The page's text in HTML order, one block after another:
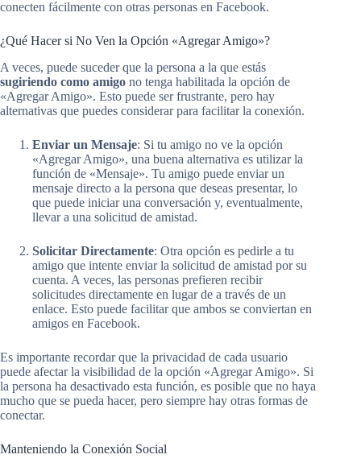
conecten fácilmente con otras personas en Facebook.
¿Qué Hacer si No Ven la Opción «Agregar Amigo»?
A veces, puede suceder que la persona a la que estás
sugiriendo como amigo no tenga habilitada la opción de
«Agregar Amigo». Esto puede ser frustrante, pero hay
alternativas que puedes considerar para facilitar la conexión.
Enviar un Mensaje: Si tu amigo no ve la opción
«Agregar Amigo», una buena alternativa es utilizar la
función de «Mensaje». Tu amigo puede enviar un
mensaje directo a la persona que deseas presentar, lo
que puede iniciar una conversación y, eventualmente,
llevar a una solicitud de amistad.
Solicitar Directamente: Otra opción es pedirle a tu
amigo que intente enviar la solicitud de amistad por su
cuenta. A veces, las personas prefieren recibir
solicitudes directamente en lugar de a través de un
enlace. Esto puede facilitar que ambos se conviertan en
amigos en Facebook.
Es importante recordar que la privacidad de cada usuario
puede afectar la visibilidad de la opción «Agregar Amigo». Si
la persona ha desactivado esta función, es posible que no haya
mucho que se pueda hacer, pero siempre hay otras formas de
conectar.
Manteniendo la Conexión Social